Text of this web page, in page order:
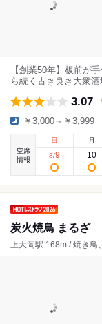
【創業50年】板前が
ら続く古き良き大衆酒
3.07
￥3,000～￥3,999
空席
情報
日
8/9
月
10
炭火焼鳥 まるざ
上大岡駅 168m / 焼き鳥